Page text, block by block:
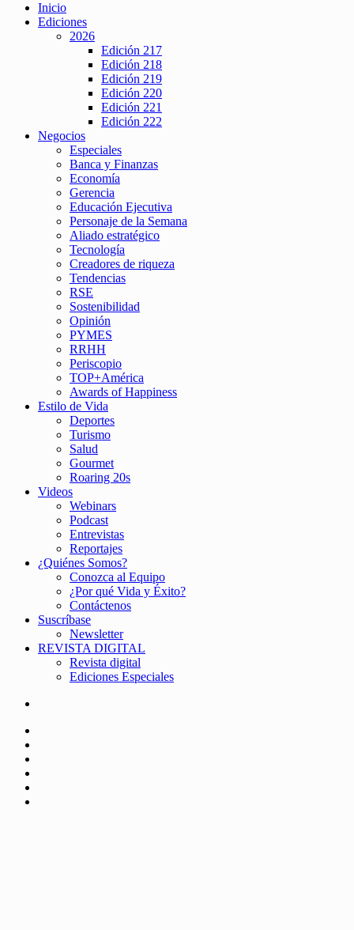
Inicio
Ediciones
2026
Edición 217
Edición 218
Edición 219
Edición 220
Edición 221
Edición 222
Negocios
Especiales
Banca y Finanzas
Economía
Gerencia
Educación Ejecutiva
Personaje de la Semana
Aliado estratégico
Tecnología
Creadores de riqueza
Tendencias
RSE
Sostenibilidad
Opinión
PYMES
RRHH
Periscopio
TOP+América
Awards of Happiness
Estilo de Vida
Deportes
Turismo
Salud
Gourmet
Roaring 20s
Videos
Webinars
Podcast
Entrevistas
Reportajes
¿Quiénes Somos?
Conozca al Equipo
¿Por qué Vida y Éxito?
Contáctenos
Suscríbase
Newsletter
REVISTA DIGITAL
Revista digital
Ediciones Especiales